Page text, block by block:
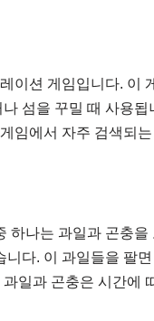
이션 게임입니다. 이
섬을 꾸밀 때 사용
임에서 자주 검색되
하나는 과일과 곤충
다. 이 과일들을 팔
일과 곤충은 시간에